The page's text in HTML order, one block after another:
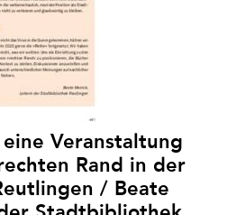
Veranstaltung
Rand in der
/ Beate